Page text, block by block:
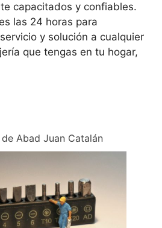
capacitados y confiables.
las 24 horas para
y solución a cualquier
que tengas en tu hogar,
Abad Juan Catalán